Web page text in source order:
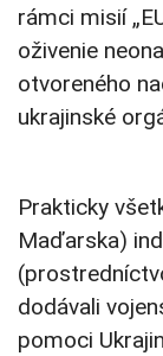
rámci misií
oživenie
otvoreného
ukrajinské
Prakticky
Maďarska)
dodávali
pomoci